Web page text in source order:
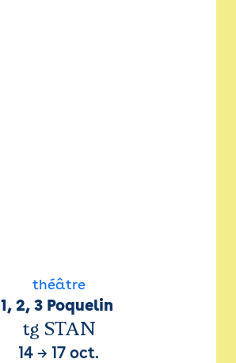
théâtre
1, 2, 3 Poquelin
tg STAN
14 → 17 oct.